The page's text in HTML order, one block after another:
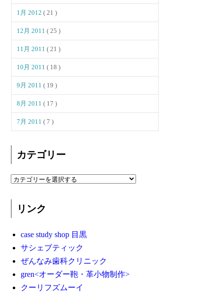
1月 2012( 21 )
12月 2011( 25 )
11月 2011( 21 )
10月 2011( 18 )
9月 2011( 19 )
8月 2011( 17 )
7月 2011( 7 )
カテゴリー
リンク
case study shop 目黒
サシェブティック
ぜんなみ歯科クリニック
gren<オーダー鞄・革小物制作>
クーリフズムーイ